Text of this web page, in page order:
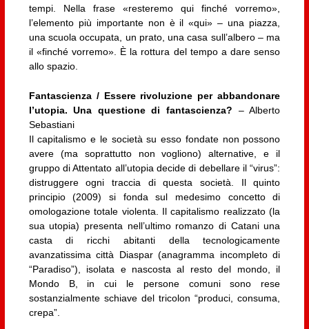
tempi. Nella frase «resteremo qui finché vorremo»,
l’elemento più importante non è il «qui» – una piazza,
una scuola occupata, un prato, una casa sull’albero – ma
il «finché vorremo». È la rottura del tempo a dare senso
allo spazio.
Fantascienza / Essere rivoluzione per abbandonare
l’utopia. Una questione di fantascienza? – Alberto
Sebastiani
Il capitalismo e le società su esso fondate non possono
avere (ma soprattutto non vogliono) alternative, e il
gruppo di Attentato all’utopia decide di debellare il “virus”:
distruggere ogni traccia di questa società. Il quinto
principio (2009) si fonda sul medesimo concetto di
omologazione totale violenta. Il capitalismo realizzato (la
sua utopia) presenta nell’ultimo romanzo di Catani una
casta di ricchi abitanti della tecnologicamente
avanzatissima città Diaspar (anagramma incompleto di
“Paradiso”), isolata e nascosta al resto del mondo, il
Mondo B, in cui le persone comuni sono rese
sostanzialmente schiave del tricolon “produci, consuma,
crepa”.